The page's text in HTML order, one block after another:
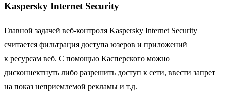
Kaspersky Internet Security
Главной задачей веб-контроля Kaspersky Internet Security
считается фильтрация доступа юзеров и приложений
к ресурсам веб. С помощью Касперского можно
дисконнектнуть либо разрешить доступ к сети, ввести запрет
на показ неприемлемой рекламы и т.д.